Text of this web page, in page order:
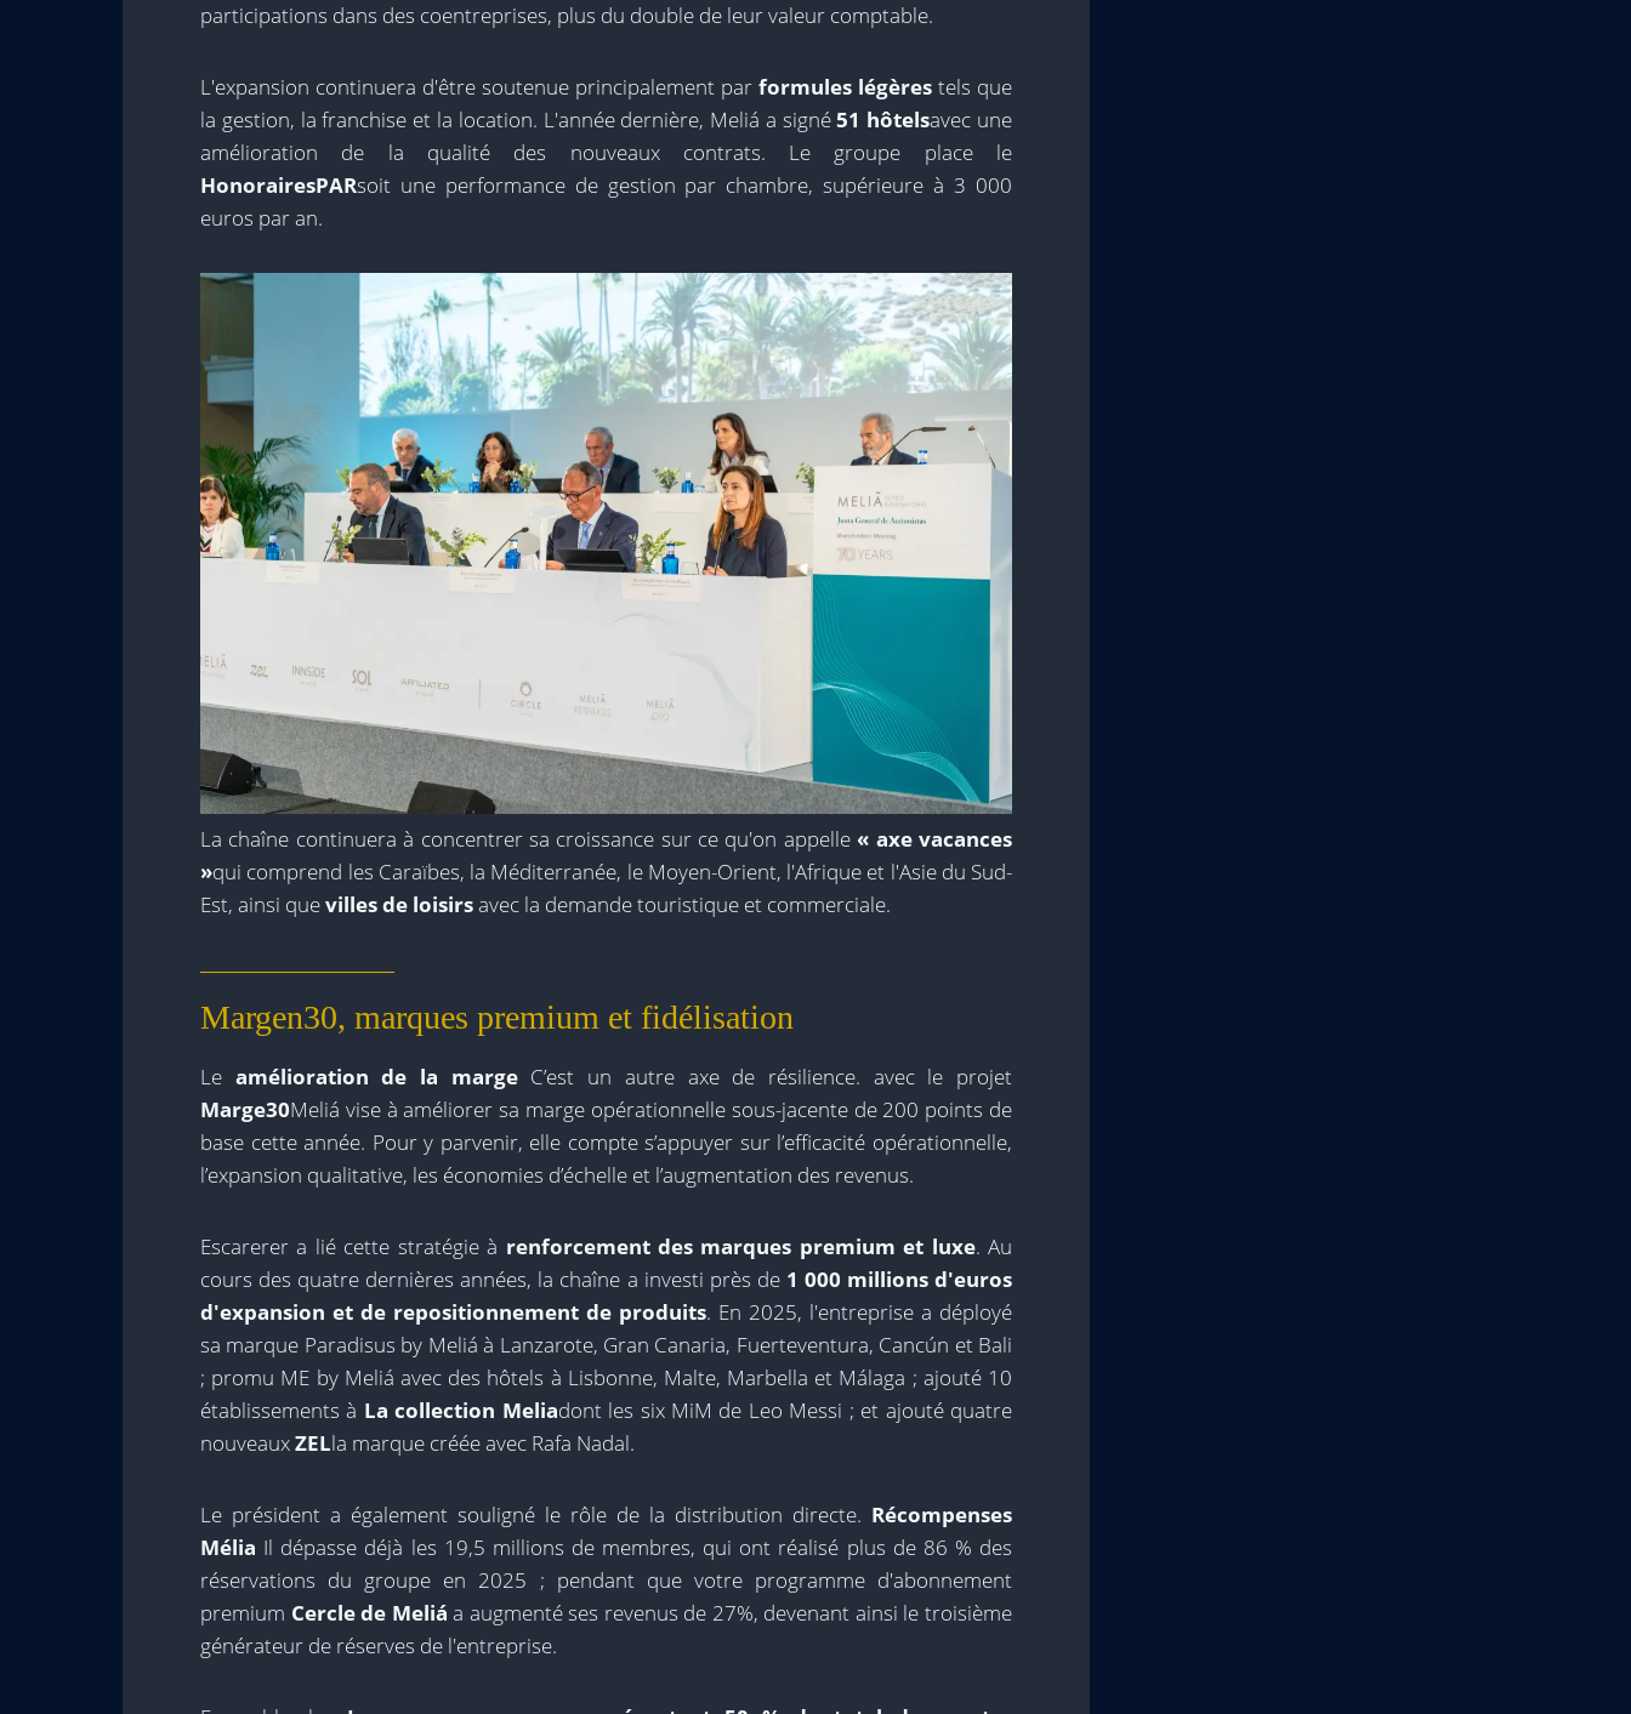
participations dans des coentreprises, plus du double de leur valeur comptable.
L'expansion continuera d'être soutenue principalement par formules légères tels que
la gestion, la franchise et la location. L'année dernière, Meliá a signé51 hôtelsavec une
amélioration de la qualité des nouveaux contrats. Le groupe place le
HonorairesPARsoit une performance de gestion par chambre, supérieure à 3 000
euros par an.
La chaîne continuera à concentrer sa croissance sur ce qu'on appelle « axe vacances
»qui comprend les Caraïbes, la Méditerranée, le Moyen-Orient, l'Afrique et l'Asie du Sud-
Est, ainsi quevilles de loisirsavec la demande touristique et commerciale.
Margen30, marques premium et fidélisation
Le amélioration de la margeC’est un autre axe de résilience. avec le projet
Marge30Meliá vise à améliorer sa marge opérationnelle sous-jacente de 200 points de
base cette année. Pour y parvenir, elle compte s’appuyer sur l’efficacité opérationnelle,
l’expansion qualitative, les économies d’échelle et l’augmentation des revenus.
Escarerer a lié cette stratégie à renforcement des marques premium et luxe. Au
cours des quatre dernières années, la chaîne a investi près de 1 000 millions d'euros
d'expansion et de repositionnement de produits. En 2025, l'entreprise a déployé
sa marque Paradisus by Meliá à Lanzarote, Gran Canaria, Fuerteventura, Cancún et Bali
; promu ME by Meliá avec des hôtels à Lisbonne, Malte, Marbella et Málaga ; ajouté 10
établissements à La collection Meliadont les six MiM de Leo Messi ; et ajouté quatre
nouveauxZELla marque créée avec Rafa Nadal.
Le président a également souligné le rôle de la distribution directe. Récompenses
Mélia Il dépasse déjà les 19,5 millions de membres, qui ont réalisé plus de 86 % des
réservations du groupe en 2025 ; pendant que votre programme d'abonnement
premium Cercle de Meliá a augmenté ses revenus de 27%, devenant ainsi le troisième
générateur de réserves de l'entreprise.